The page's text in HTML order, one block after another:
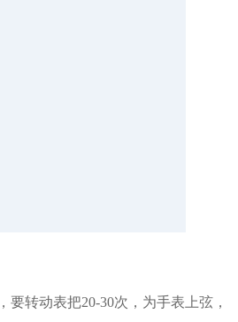
转动表把20-30次，为手表上弦，